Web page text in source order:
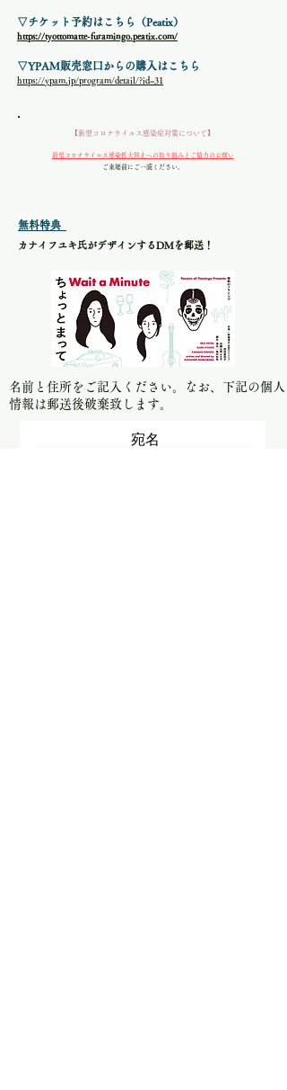
▽チケット予約はこちら（Peatix）
https://tyottomatte-furamingo.peatix.com/
▽YPAM販売窓口からの購入はこちら
https://ypam.jp/program/detail/?id=31
【新型コロナウイルス感染症対策​について】
新型コロナウイルス感染拡大防止への取り組みとご協力のお願い
ご来場前にご一読ください。
無料特典
カナイフユキ氏がデザインするDMを郵送！
名前と住所をご記入ください。​なお、下記の個人
情報は郵送後破棄致します。
宛名